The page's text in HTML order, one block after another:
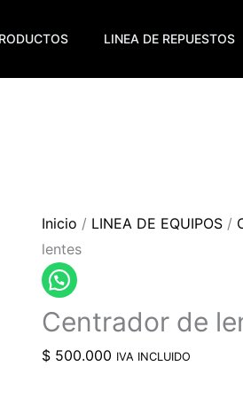
LINEA DE REPUESTOS
Inicio / LINEA DE EQUIPOS /
lentes
Centrador de
$ 500.000 IVA INCLUIDO